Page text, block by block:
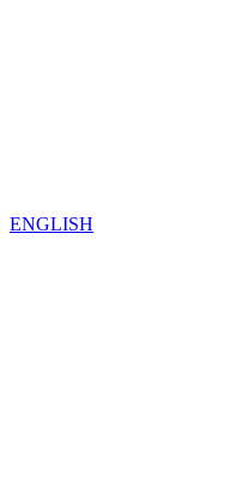
ENGLISH